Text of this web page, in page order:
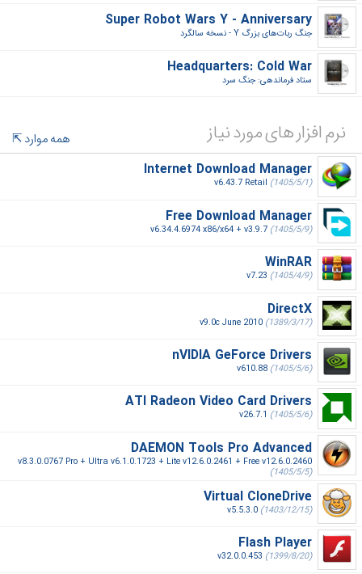
Super Robot Wars Y - Anniversary
جنگ ربات‌های بزرگ Y - نسخه سالگرد‎
Headquarters: Cold War
ستاد فرماندهی: جنگ سرد‎
نرم افزار های مورد نیاز
همه موارد
Internet Download Manager
v6.43.7 Retail (1405/5/1)
Free Download Manager
v6.34.4.6974 x86/x64 + v3.9.7 (1405/5/9)
WinRAR
v7.23 (1405/4/9)
DirectX
v9.0c June 2010 (1389/3/17)
nVIDIA GeForce Drivers
v610.88 (1405/5/6)
ATI Radeon Video Card Drivers
v26.7.1 (1405/5/6)
DAEMON Tools Pro Advanced
v8.3.0.0767 Pro + Ultra v6.1.0.1723 + Lite v12.6.0.2461 + Free v12.6.0.2460
(1405/5/5)
Virtual CloneDrive
v5.5.3.0 (1403/12/15)
Flash Player
v32.0.0.453 (1399/8/20)